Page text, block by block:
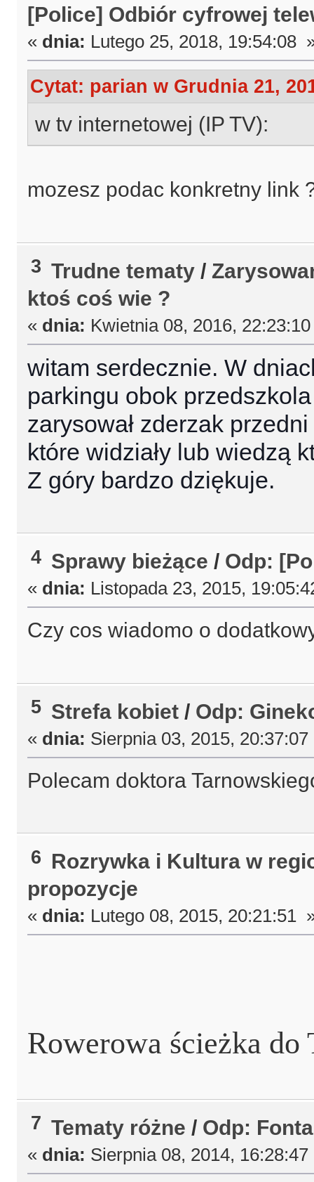
[Police] Odbiór cyfrowej
« dnia: Lutego 25, 2018, 19:54:08
Cytat: parian w Grudnia 21,
w tv internetowej (IP TV):
mozesz podac konkretny link
3 Trudne tematy /
ktoś coś wie ?
« dnia: Kwietnia 08, 2016,
witam serdecznie. W
parkingu obok
zarysował zderzak
które widziały lub wiedzą
Z góry bardzo dziękuje.
4 Sprawy bieżące / Odp:
« dnia: Listopada 23, 2015,
Czy cos wiadomo o
5 Strefa kobiet / Odp:
« dnia: Sierpnia 03, 2015,
Polecam doktora
6 Rozrywka i Kultura w
propozycje
« dnia: Lutego 08, 2015, 20:21:51
Rowerowa ścieżka do
7 Tematy różne / Odp:
« dnia: Sierpnia 08, 2014,